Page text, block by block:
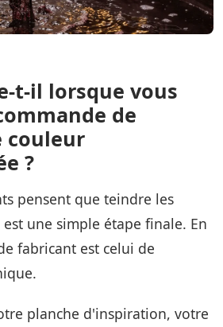
t-il lorsque vous
de
couleur
?
pensent que teindre les
une simple étape finale. En
fabricant est celui de
planche d'inspiration, votre